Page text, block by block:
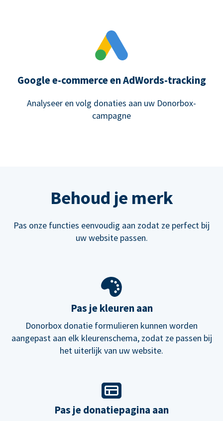
Google e-commerce en AdWords-tracking
Analyseer en volg donaties aan uw Donorbox-
campagne
Behoud je merk
Pas onze functies eenvoudig aan zodat ze perfect bij
uw website passen.
Pas je kleuren aan
Donorbox donatie formulieren kunnen worden
aangepast aan elk kleurenschema, zodat ze passen bij
het uiterlijk van uw website.
Pas je donatiepagina aan